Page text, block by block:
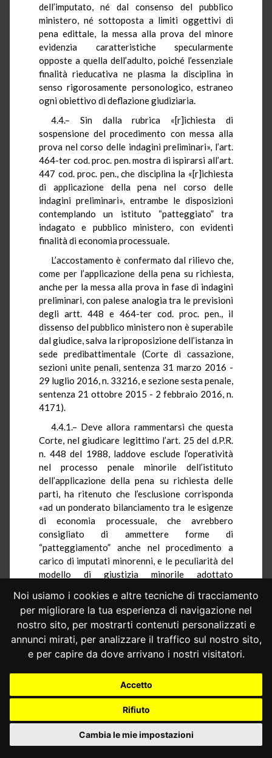
Noi usiamo i cookies e altre tecniche di tracciamento
per migliorare la tua esperienza di navigazione nel
nostro sito, per mostrarti contenuti personalizzati e
annunci mirati, per analizzare il traffico sul nostro sito,
e per capire da dove arrivano i nostri visitatori.
Accetto
Rifiuto
Cambia le mie impostazioni
dell’imputato, né dal consenso del pubblico
ministero, né sottoposta a limiti oggettivi di
pena edittale, la messa alla prova del minore
evidenzia caratteristiche specularmente
opposte a quella dell’adulto, poiché l’essenziale
finalità rieducativa ne plasma la disciplina in
senso rigorosamente personologico, estraneo
ogni obiettivo di deflazione giudiziaria.
4.4.– Sin dalla rubrica «[r]ichiesta di
sospensione del procedimento con messa alla
prova nel corso delle indagini preliminari», l’art.
464-ter cod. proc. pen. mostra di ispirarsi all’art.
447 cod. proc. pen., che disciplina la «[r]ichiesta
di applicazione della pena nel corso delle
indagini preliminari», entrambe le disposizioni
contemplando un istituto “patteggiato” tra
indagato e pubblico ministero, con evidenti
finalità di economia processuale.
L’accostamento è confermato dal rilievo che,
come per l’applicazione della pena su richiesta,
anche per la messa alla prova in fase di indagini
preliminari, con palese analogia tra le previsioni
degli artt. 448 e 464-ter cod. proc. pen., il
dissenso del pubblico ministero non è superabile
dal giudice, salva la riproposizione dell’istanza in
sede predibattimentale (Corte di cassazione,
sezioni unite penali, sentenza 31 marzo 2016 -
29 luglio 2016, n. 33216, e sezione sesta penale,
sentenza 21 ottobre 2015 - 2 febbraio 2016, n.
4171).
4.4.1.– Deve allora rammentarsi che questa
Corte, nel giudicare legittimo l’art. 25 del d.P.R.
n. 448 del 1988, laddove esclude l’operatività
nel processo penale minorile dell’istituto
dell’applicazione della pena su richiesta delle
parti, ha ritenuto che l’esclusione corrisponda
«ad un ponderato bilanciamento tra le esigenze
di economia processuale, che avrebbero
consigliato di ammettere forme di
“patteggiamento” anche nel procedimento a
carico di imputati minorenni, e le peculiarità del
modello di giustizia minorile adottato
prevalente finalità di recupero del minorenne e
di tutela della sua personalità, nonché da
obiettivi pedagogico-rieducativi piuttosto che
retributivo-punitivi» (sentenza n. 272 del 2000).
Ancora prima, con la sentenza n. 135 del
1995, questa Corte ha osservato come l’istituto
del “patteggiamento” possa condurre ad esiti
incoerenti con la finalità rieducativa del
processo penale minorile, essendo questo
discrezionali del giudice, in funzione